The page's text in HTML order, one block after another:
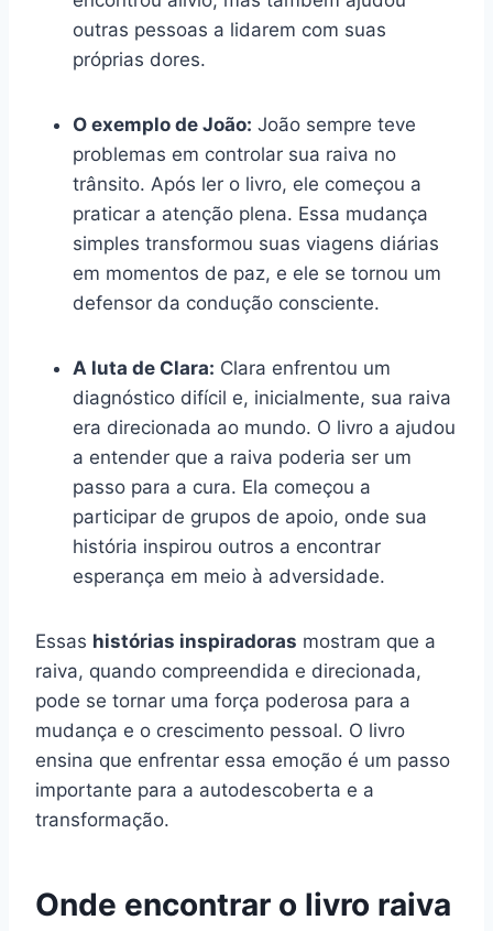
outras pessoas a lidarem com suas
próprias dores.
O exemplo de João: João sempre teve
problemas em controlar sua raiva no
trânsito. Após ler o livro, ele começou a
praticar a atenção plena. Essa mudança
simples transformou suas viagens diárias
em momentos de paz, e ele se tornou um
defensor da condução consciente.
A luta de Clara: Clara enfrentou um
diagnóstico difícil e, inicialmente, sua raiva
era direcionada ao mundo. O livro a ajudou
a entender que a raiva poderia ser um
passo para a cura. Ela começou a
participar de grupos de apoio, onde sua
história inspirou outros a encontrar
esperança em meio à adversidade.
Essas histórias inspiradoras mostram que a
raiva, quando compreendida e direcionada,
pode se tornar uma força poderosa para a
mudança e o crescimento pessoal. O livro
ensina que enfrentar essa emoção é um passo
importante para a autodescoberta e a
transformação.
Onde encontrar o livro raiva